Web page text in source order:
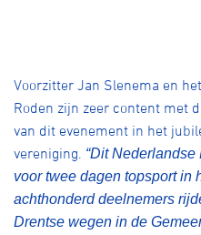
Voorzitter Jan Slenema en
Roden zijn zeer content met
van dit evenement in het
vereniging. “Dit
voor twee dagen topsport in
achthonderd deelnemers
Drentse wegen in de